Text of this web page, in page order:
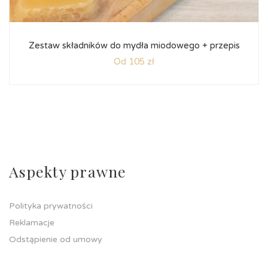
Zestaw składników do mydła miodowego + przepis
Od 105 zł
Aspekty prawne
Polityka prywatności
Reklamacje
Odstąpienie od umowy